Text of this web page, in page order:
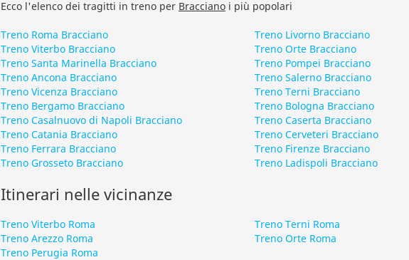
Ecco l'elenco dei tragitti in treno per Bracciano i più popolari
Treno Roma Bracciano
Treno Viterbo Bracciano
Treno Santa Marinella Bracciano
Treno Ancona Bracciano
Treno Vicenza Bracciano
Treno Bergamo Bracciano
Treno Casalnuovo di Napoli Bracciano
Treno Catania Bracciano
Treno Ferrara Bracciano
Treno Grosseto Bracciano
Treno Livorno Bracciano
Treno Orte Bracciano
Treno Pompei Bracciano
Treno Salerno Bracciano
Treno Terni Bracciano
Treno Bologna Bracciano
Treno Caserta Bracciano
Treno Cerveteri Bracciano
Treno Firenze Bracciano
Treno Ladispoli Bracciano
Itinerari nelle vicinanze
Treno Viterbo Roma
Treno Arezzo Roma
Treno Perugia Roma
Treno Terni Roma
Treno Orte Roma